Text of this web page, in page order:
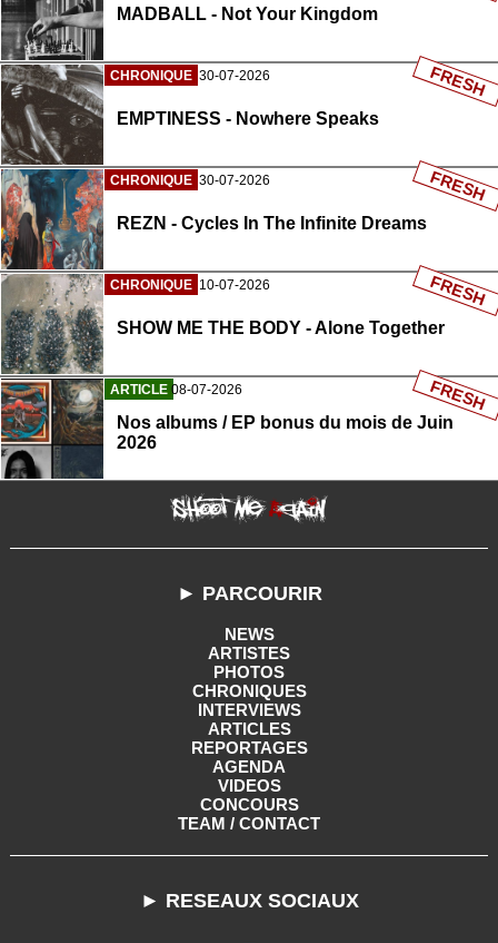
MADBALL - Not Your Kingdom
CHRONIQUE 30-07-2026
EMPTINESS - Nowhere Speaks
FRESH
CHRONIQUE 30-07-2026
REZN - Cycles In The Infinite Dreams
FRESH
CHRONIQUE 10-07-2026
SHOW ME THE BODY - Alone Together
FRESH
ARTICLE 08-07-2026
Nos albums / EP bonus du mois de Juin
2026
FRESH
► PARCOURIR
NEWS
ARTISTES
PHOTOS
CHRONIQUES
INTERVIEWS
ARTICLES
REPORTAGES
AGENDA
VIDEOS
CONCOURS
TEAM / CONTACT
► RESEAUX SOCIAUX